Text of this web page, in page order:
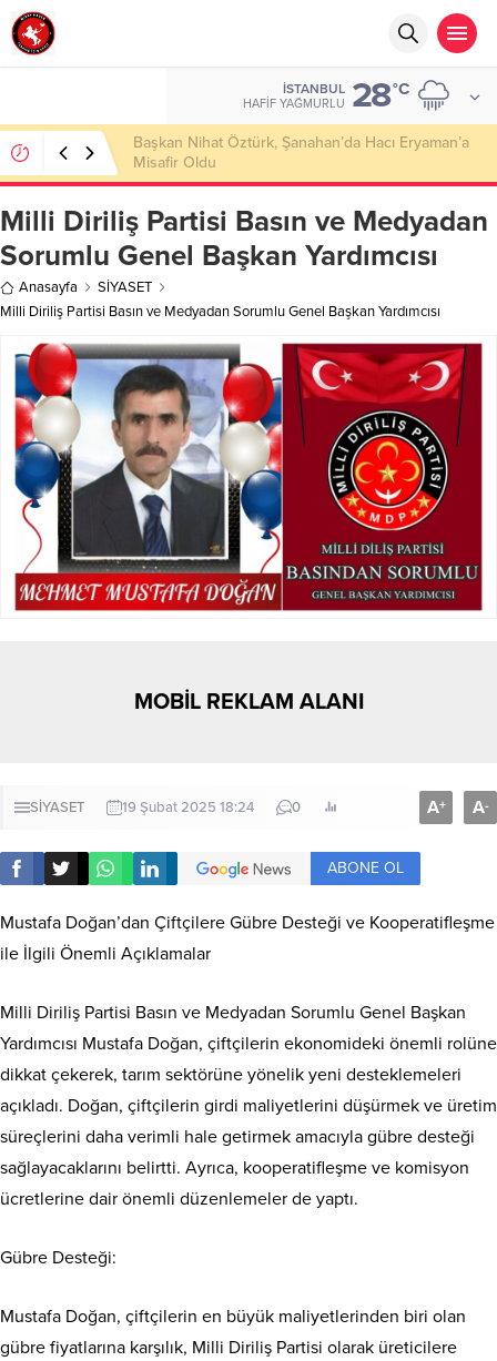
İSTANBUL
HAFIF YAĞMURLU 28°C
Başkan Nihat Öztürk, Şanahan’da Hacı Eryaman’a
Misafir Oldu
Milli Diriliş Partisi Basın ve Medyadan
Sorumlu Genel Başkan Yardımcısı
Anasayfa
SİYASET
Milli Diriliş Partisi Basın ve Medyadan Sorumlu Genel Başkan Yardımcısı
MOBİL REKLAM ALANI
SİYASET 19 Şubat 2025 18:24 0 A+ A-
ABONE OL
Mustafa Doğan’dan Çiftçilere Gübre Desteği ve Kooperatifleşme
ile İlgili Önemli Açıklamalar
Milli Diriliş Partisi Basın ve Medyadan Sorumlu Genel Başkan
Yardımcısı Mustafa Doğan, çiftçilerin ekonomideki önemli rolüne
dikkat çekerek, tarım sektörüne yönelik yeni desteklemeleri
açıkladı. Doğan, çiftçilerin girdi maliyetlerini düşürmek ve üretim
süreçlerini daha verimli hale getirmek amacıyla gübre desteği
sağlayacaklarını belirtti. Ayrıca, kooperatifleşme ve komisyon
ücretlerine dair önemli düzenlemeler de yaptı.
Gübre Desteği:
Mustafa Doğan, çiftçilerin en büyük maliyetlerinden biri olan
gübre fiyatlarına karşılık, Milli Diriliş Partisi olarak üreticilere